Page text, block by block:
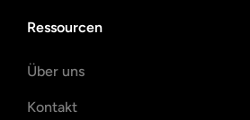
Ressourcen
Über uns
Kontakt